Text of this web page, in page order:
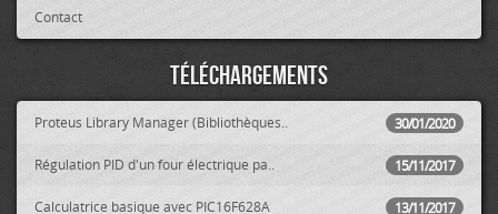
Contact
Téléchargements
30/01/2020
Proteus Library Manager (Bibliothèques..
15/11/2017
Régulation PID d'un four électrique pa..
13/11/2017
Calculatrice basique avec PIC16F628A